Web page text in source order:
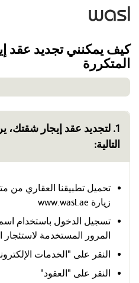
كيف يمكنني تجديد عقد
المتكررة
1. لتجديد عقد إيجار شقتك،
التالية:
زيارة www.wasl.ae
تسجيل الدخول باستخدام
المرور المستخدمة لاستئجار
النقر على "الخدمات
النقر على "العقود"